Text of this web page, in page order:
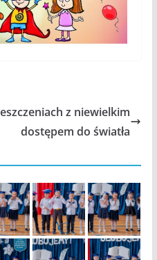
z niewielkim
dostępem do światła